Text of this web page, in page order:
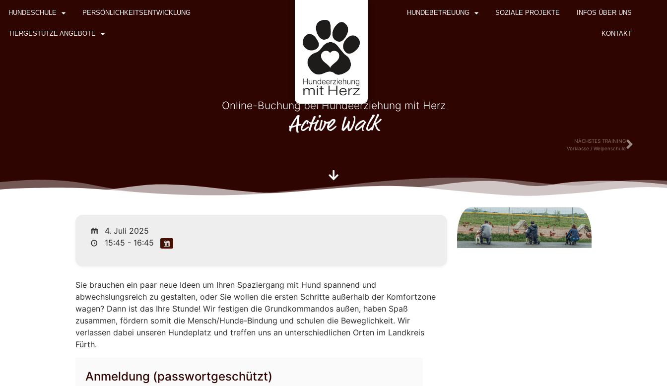
HUNDESCHULE PERSÖNLICHKEITSENTWICKLUNG
TIERGESTÜTZE ANGEBOTE
HUNDEBETREUUNG SOZIALE PROJEKTE INFOS ÜBER UNS
KONTAKT
Online-Buchung bei Hundeerziehung mit Herz
Active Walk
NÄCHSTES TRAINING
Vorklasse / Welpenschule
4. Juli 2025
15:45 - 16:45
Sie brauchen ein paar neue Ideen um Ihren Spaziergang mit Hund spannend und
abwechslungsreich zu gestalten, oder Sie wollen die ersten Schritte außerhalb der Komfortzone
wagen? Dann ist das Ihre Stunde! Wir festigen die Grundkommandos außen, haben Spaß
zusammen, fördern somit die Mensch/Hunde-Bindung und schulen die Beweglichkeit. Wir
verlassen dabei unseren Hundeplatz und treffen uns an unterschiedlichen Orten im Landkreis
Fürth.
Anmeldung (passwortgeschützt)